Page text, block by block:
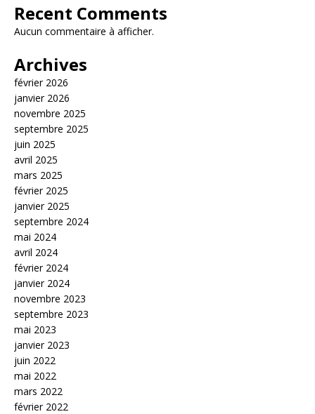
Recent Comments
Aucun commentaire à afficher.
Archives
février 2026
janvier 2026
novembre 2025
septembre 2025
juin 2025
avril 2025
mars 2025
février 2025
janvier 2025
septembre 2024
mai 2024
avril 2024
février 2024
janvier 2024
novembre 2023
septembre 2023
mai 2023
janvier 2023
juin 2022
mai 2022
mars 2022
février 2022